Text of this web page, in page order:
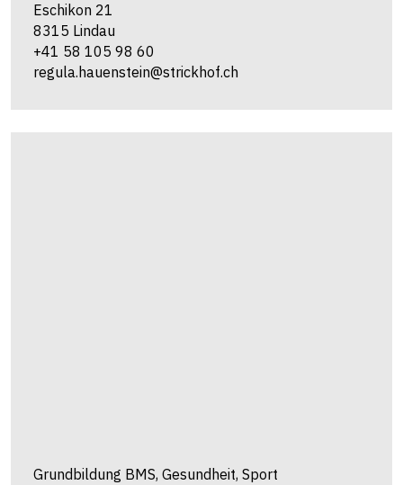
Eschikon 21
8315 Lindau
+41 58 105 98 60
regula.hauenstein@strickhof.ch
Grundbildung BMS, Gesundheit, Sport